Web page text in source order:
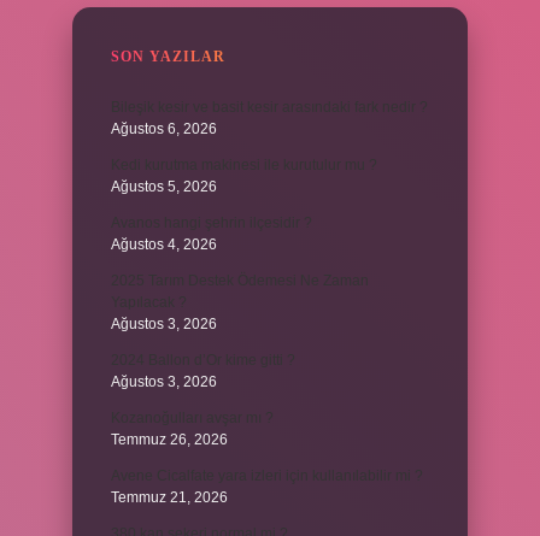
SON YAZILAR
Bileşik kesir ve basit kesir arasındaki fark nedir ?
Ağustos 6, 2026
Kedi kurutma makinesi ile kurutulur mu ?
Ağustos 5, 2026
Avanos hangi şehrin ilçesidir ?
Ağustos 4, 2026
2025 Tarım Destek Ödemesi Ne Zaman
Yapılacak ?
Ağustos 3, 2026
Ağustos 3, 2026
Temmuz 26, 2026
Avene Cicalfate yara izleri için kullanılabilir mi ?
Temmuz 21, 2026